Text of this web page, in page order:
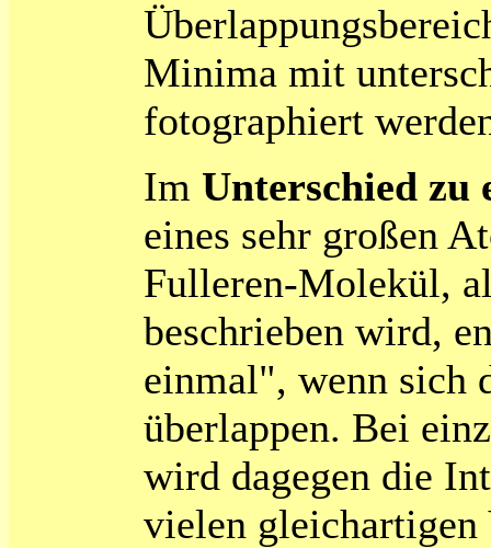
Minima mit
fotographiert
Im Unterschied
eines sehr großen
Fulleren-Molekül,
beschrieben wird,
einmal", wenn sich
überlappen. Bei
wird dagegen die
vielen gleichartigen